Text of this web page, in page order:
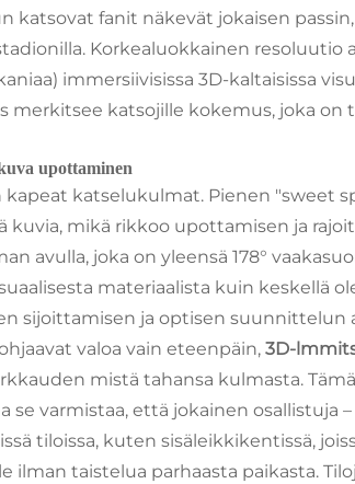
katsovat fanit näkevät jokaisen
Korkealuokkainen
immersiivisissa 3D-kaltaisissa
katsojille kokemus, joka on
upottaminen
katselukulmat. Pienen "sweet
mikä rikkoo upottamisen ja
avulla, joka on yleensä 178°
materiaalista kuin keskellä
sijoittamisen ja optisen suunnittelun
valoa vain eteenpäin, 3D-
mistä tahansa kulmasta.
se varmistaa, että jokainen osallistuja
tiloissa, kuten sisäleikkikentissä,
taistelua parhaasta paikasta.